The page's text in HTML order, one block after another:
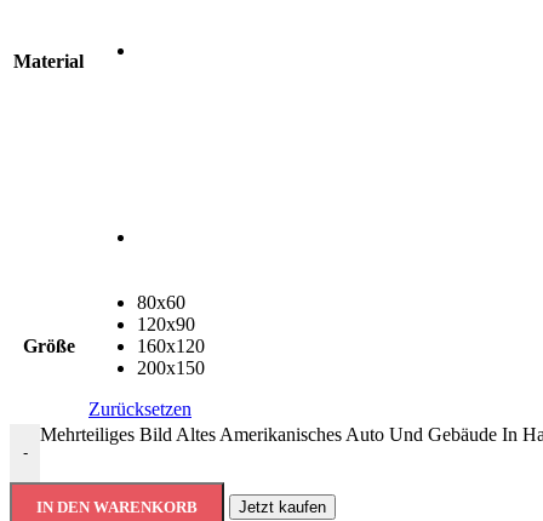
Material
Größe
80x60
120x90
160x120
200x150
Zurücksetzen
-
Mehrteiliges Bild Altes Amerikanisches Auto Und Gebäude In
IN DEN WARENKORB Jetzt kaufen